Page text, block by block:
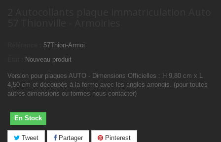
57Thion-Armoi
Nouveau produit
Version pour plaques AUTO - Dimensions Officielles : H 9,80 cm x L
4,50 cm et découpés à la forme avec les angles arrondis. (pour toutes
autres dimensions ou formes nous contacter)
En Stock
Tweet Partager Pinterest